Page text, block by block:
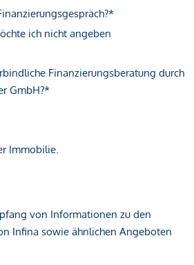
ich nicht angeben
Finanzierungsberatung durch
GmbH?*
Immobilie.
von Informationen zu den
Infina sowie ähnlichen Angeboten